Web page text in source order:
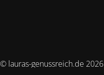
© lauras-genussreich.de 2026